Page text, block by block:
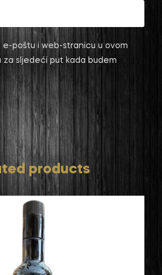
e-poštu i web-stranicu u ovom
sljedeći put kada budem
products